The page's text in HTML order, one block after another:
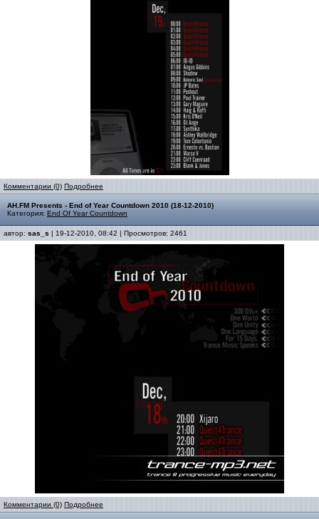
Комментарии (0) Подробнее
AH.FM Presents - End of Year Countdown 2010 (18-12-2010)
Категория: End Of Year Countdown
автор: sas_s | 19-12-2010, 08:42 | Просмотров: 2461
Комментарии (0) Подробнее